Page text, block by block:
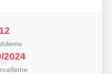
2024